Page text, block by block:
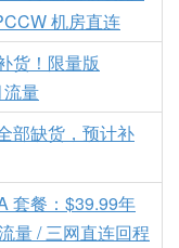
机房直连
货！限量版
量
部缺货，预计补
套餐：$39.99年
量 / 三网直连回程